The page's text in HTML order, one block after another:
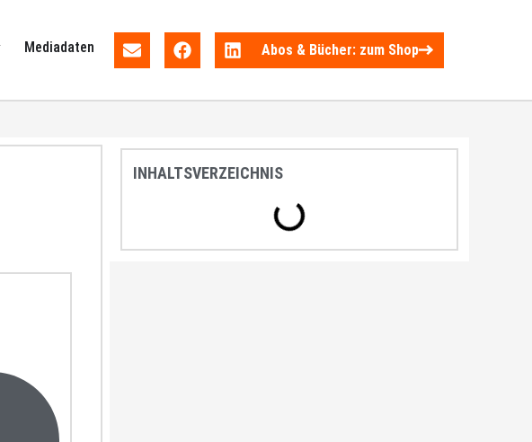
Mediadaten Abos & Bücher: zum Shop
INHALTSVERZEICHNIS